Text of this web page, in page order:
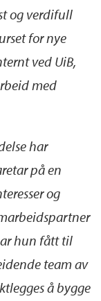
og verdifull
for nye
ved UiB,
med
har
på en
og
hun fått til
team av
å bygge